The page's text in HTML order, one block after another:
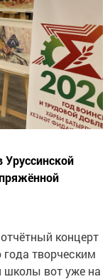
Уруссинской
концерт
творческим
школы вот уже на